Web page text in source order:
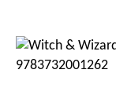
Bildergalerie